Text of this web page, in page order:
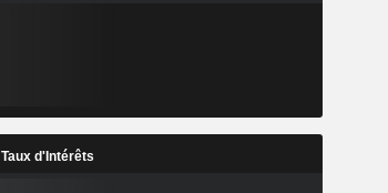
Taux d'Intérêts